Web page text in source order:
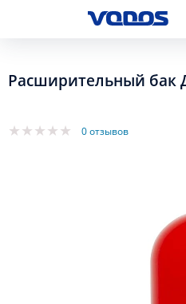
Расширительный бак
0 отзывов